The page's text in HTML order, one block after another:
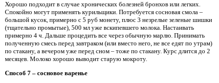
Хорошо подходит в случае хронических болезней бронхов или легких.
Спокойно могут применять курильщики. Потребуется сосновая смола –
большой кусок, примерно с 5 руб монету, плюс 3 незрелые зеленые шишки
(тщательно промытые), 500 мл уже вскипевшего молока. Настаивать
примерно 4 ч. Дальше процедить все через обычную марлю. Принимать
полученную смесь перед завтраком (или вместо него, не все едят по утрам)
по стакану, а вечером уже перед сном – тоже по стакану. Курс длится до 2
месяцев. Молоко хорошо выводит старую мокроту.
Способ 7 – сосновое варенье